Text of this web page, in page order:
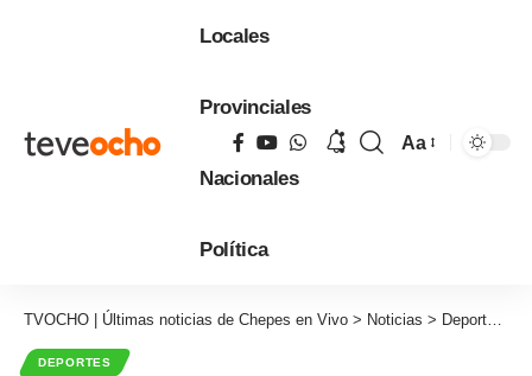
Locales
Provinciales
Nacionales
Política
Aa
TVOCHO | Últimas noticias de Chepes en Vivo > Noticias > Deportes
DEPORTES